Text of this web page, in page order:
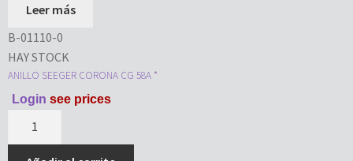
Leer más
B-01110-0
HAY STOCK
ANILLO SEEGER CORONA CG 58A *
Login see prices